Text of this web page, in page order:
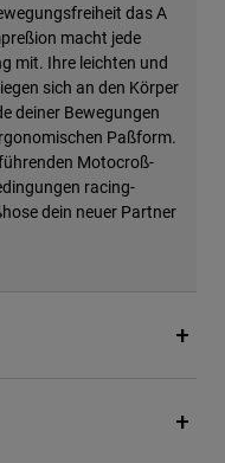
das A
macht jede
mit. Ihre leichten und
sich an den Körper
deiner Bewegungen
Paßform.
Motocroß-
racing-
dein neuer Partner